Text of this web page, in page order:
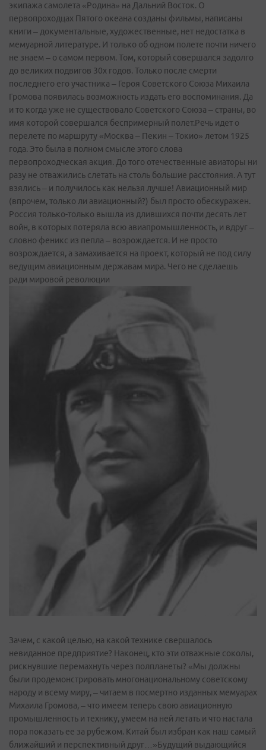
экипажа самолета «Родина» на Дальний Восток. О
первопроходцах Пятого океана созданы фильмы, написаны
книги – документальные, художественные, нет недостатка в
мемуарной литературе. И только об одном полете почти ничего
не знаем – о самом первом. Том, который совершался задолго
до великих подвигов 30х годов. Только после смерти
последнего его участника – Героя Советского Союза Михаила
Громова появилась возможность издать его воспоминания. Да
и то когда уже не существовало Советского Союза – страны, во
имя которой совершался беспримерный полет.Речь идет о
перелете по маршруту «Москва – Пекин – Токио» летом 1925
года. Это была в полном смысле этого слова
первопроходческая акция. До того отечественные авиаторы ни
разу не отважились слетать на столь большие расстояния. А тут
взялись – и получилось как нельзя лучше! Авиационный мир
(впрочем, только ли авиационный?) был просто обескуражен.
Россия только-только вышла из длившихся почти десять лет
войн, в которых потеряла всю авиапромышленность, и вдруг –
словно феникс из пепла – возрождается. И не просто
возрождается, а замахивается на проект, который не под силу
ведущим авиационным державам мира. Чего не сделаешь
ради мировой революции
Зачем, с какой целью, на какой технике свершалось
невиданное предприятие? Наконец, кто эти отважные соколы,
рискнувшие перемахнуть через полпланеты? «Мы должны
были продемонстрировать многонациональному советскому
народу и всему миру, – читаем в посмертно изданных мемуарах
Михаила Громова, – что имеем теперь свою авиационную
промышленность и технику, умеем на ней летать и что настала
пора показать ее за рубежом. Китай был избран как наш самый
ближайший и перспективный друг…»Будущий выдающийся